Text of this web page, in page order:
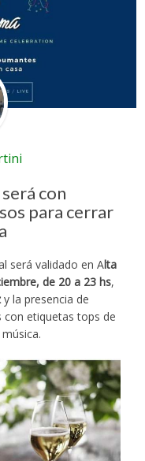
con
para cerrar
será validado en Alta
de 20 a 23 hs,
y la presencia de
con etiquetas tops de